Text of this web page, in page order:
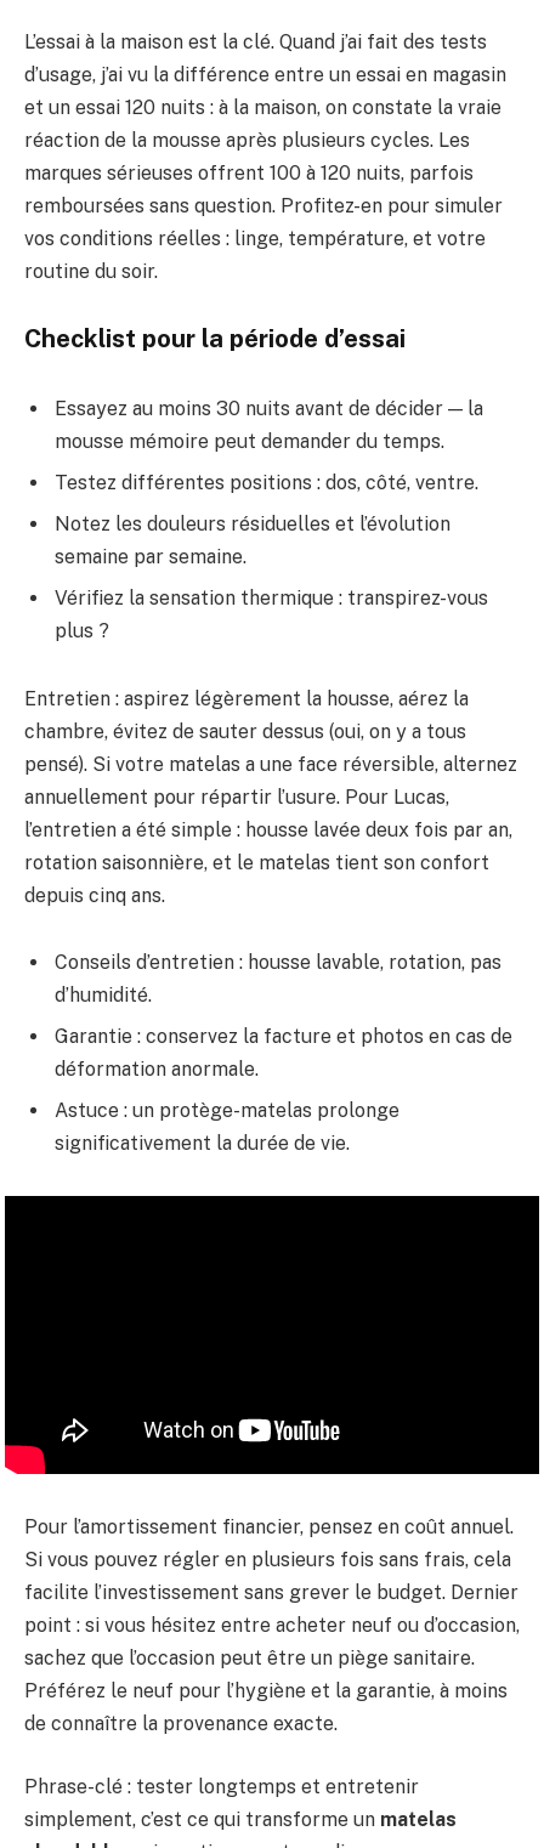
L’essai à la maison est la clé. Quand j’ai fait des tests
d’usage, j’ai vu la différence entre un essai en magasin
et un essai 120 nuits : à la maison, on constate la vraie
réaction de la mousse après plusieurs cycles. Les
marques sérieuses offrent 100 à 120 nuits, parfois
remboursées sans question. Profitez-en pour simuler
vos conditions réelles : linge, température, et votre
routine du soir.
Checklist pour la période d’essai
Essayez au moins 30 nuits avant de décider — la
mousse mémoire peut demander du temps.
Testez différentes positions : dos, côté, ventre.
Notez les douleurs résiduelles et l’évolution
semaine par semaine.
Vérifiez la sensation thermique : transpirez-vous
plus ?
Entretien : aspirez légèrement la housse, aérez la
chambre, évitez de sauter dessus (oui, on y a tous
pensé). Si votre matelas a une face réversible, alternez
annuellement pour répartir l’usure. Pour Lucas,
l’entretien a été simple : housse lavée deux fois par an,
rotation saisonnière, et le matelas tient son confort
depuis cinq ans.
Conseils d’entretien : housse lavable, rotation, pas
d’humidité.
Garantie : conservez la facture et photos en cas de
déformation anormale.
Astuce : un protège-matelas prolonge
significativement la durée de vie.
Pour l’amortissement financier, pensez en coût annuel.
Si vous pouvez régler en plusieurs fois sans frais, cela
facilite l’investissement sans grever le budget. Dernier
point : si vous hésitez entre acheter neuf ou d’occasion,
sachez que l’occasion peut être un piège sanitaire.
Préférez le neuf pour l’hygiène et la garantie, à moins
de connaître la provenance exacte.
Phrase-clé : tester longtemps et entretenir
simplement, c’est ce qui transforme un matelas